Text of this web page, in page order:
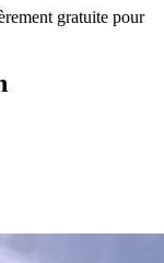
gratuite pour